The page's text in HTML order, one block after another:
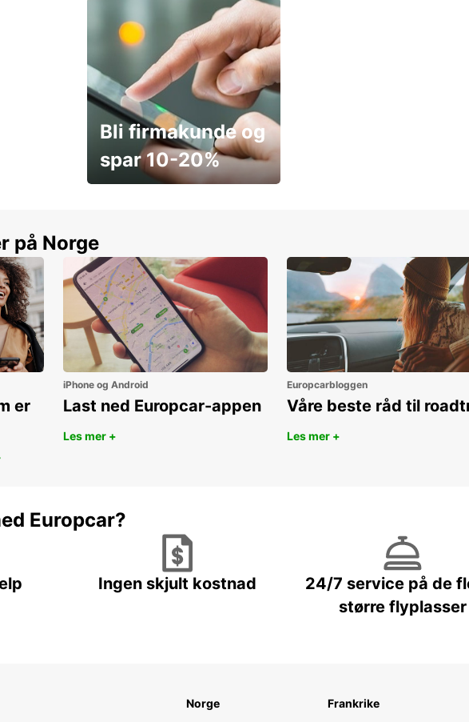
Bli firmakunde og
spar 10-20%
på Norge
er
iPhone og Android
Last ned Europcar-appen
Les mer +
Europcarbloggen
Våre beste råd til
Les mer +
Europcar?
Ingen skjult kostnad
24/7 service på de
større flyplasser
Norge
Frankrike